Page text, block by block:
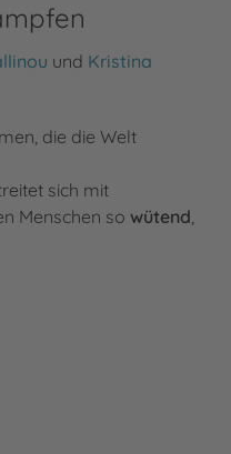
und Kristina
die die Welt
sich mit
Menschen so wütend,